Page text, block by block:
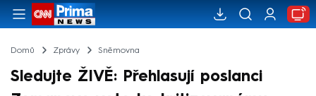
Domů Zprávy Sněmovna
Sledujte ŽIVĚ: Přehlasují poslanci